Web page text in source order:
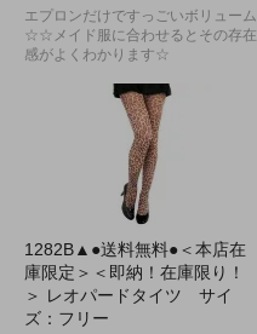
エプロンだけですっごいボリューム
☆☆メイド服に合わせるとその存在
感がよくわかります☆
1282B▲●送料無料●＜本店在
庫限定＞＜即納！在庫限り！
＞ レオパードタイツ サイ
ズ：フリー